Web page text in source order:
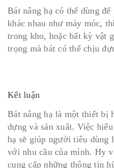
Bát nâng hạ có thể dùng
khác nhau như máy móc,
trong kho, hoặc bất kỳ vật
trọng mà bát có thể chịu
Kết luận
Bát nâng hạ là một thiết bị
dựng và sản xuất. Việc
hạ sẽ giúp người tiêu dùng
với nhu cầu của mình. Hy
cung cấp những thông tin